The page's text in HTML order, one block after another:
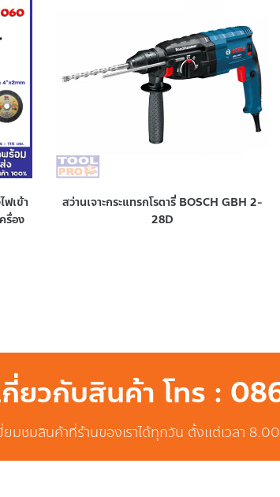
ฟเข้า
รื่อง
สว่านเจาะกระแทรกโรตารี่ BOSCH GBH 2-
28D
ยวกับสินค้า โทร :
ยมชมสินค้าที่ร้านของเราได้ทุกวัน ตั้งแต่เวลา